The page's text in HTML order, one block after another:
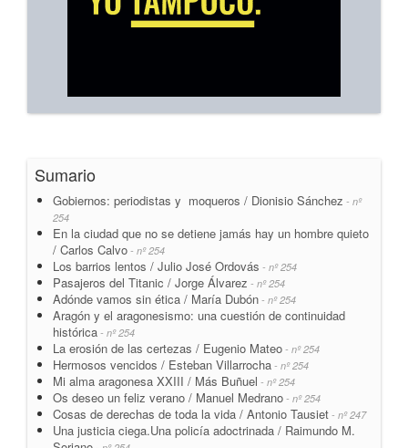
Sumario
Gobiernos: periodistas y moqueros / Dionisio Sánchez - nº
254
En la ciudad que no se detiene jamás hay un hombre quieto
/ Carlos Calvo - nº 254
Los barrios lentos / Julio José Ordovás - nº 254
Pasajeros del Titanic / Jorge Álvarez - nº 254
Adónde vamos sin ética / María Dubón - nº 254
Aragón y el aragonesismo: una cuestión de continuidad
histórica - nº 254
La erosión de las certezas / Eugenio Mateo - nº 254
Hermosos vencidos / Esteban Villarrocha - nº 254
Mi alma aragonesa XXIII / Más Buñuel - nº 254
Os deseo un feliz verano / Manuel Medrano - nº 254
Cosas de derechas de toda la vida / Antonio Tausiet - nº 247
Una justicia ciega.Una policía adoctrinada / Raimundo M.